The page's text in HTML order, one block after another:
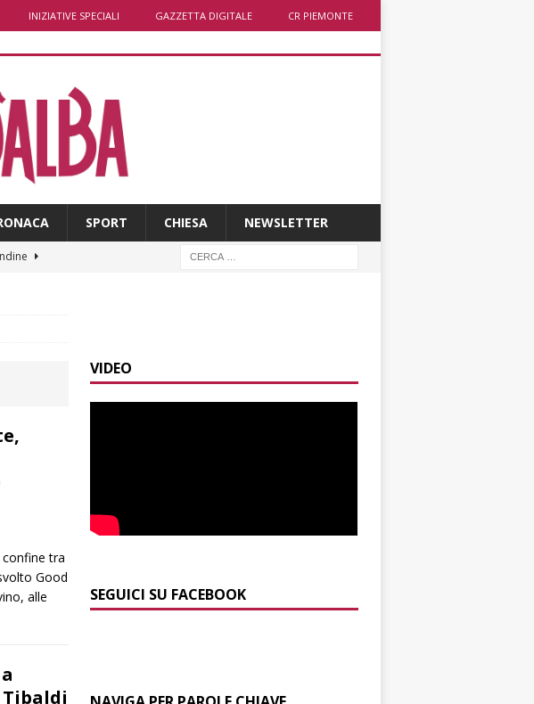
INIZIATIVE SPECIALI GAZZETTA DIGITALE CR PIEMONTE
SPORT CHIESA NEWSLETTER
Verduno
confine tra
Good
alle
Tibaldi
VIDEO
SEGUICI SU FACEBOOK